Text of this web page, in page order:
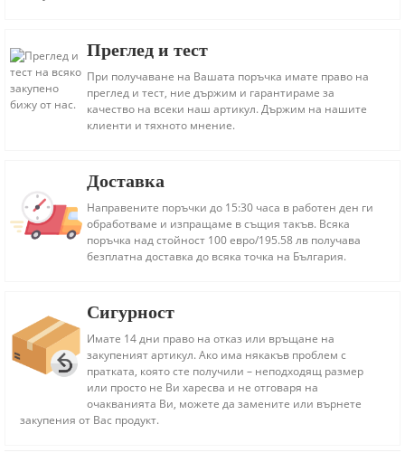
Преглед и тест
При получаване на Вашата поръчка имате право на
преглед и тест, ние държим и гарантираме за
качество на всеки наш артикул. Държим на нашите
клиенти и тяхното мнение.
Доставка
Направените поръчки до 15:30 часа в работен ден ги
обработваме и изпращаме в същия такъв. Всяка
поръчка над стойност 100 евро/195.58 лв получава
безплатна доставка до всяка точка на България.
Сигурност
Имате 14 дни право на отказ или връщане на
закупеният артикул. Ако има някакъв проблем с
пратката, която сте получили – неподходящ размер
или просто не Ви харесва и не отговаря на
очакванията Ви, можете да замените или върнете
закупения от Вас продукт.